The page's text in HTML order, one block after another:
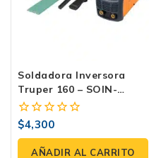
Soldadora Inversora
Truper 160 – SOIN-
120/160
0
fuera
$4,300
AÑADIR AL CARRITO